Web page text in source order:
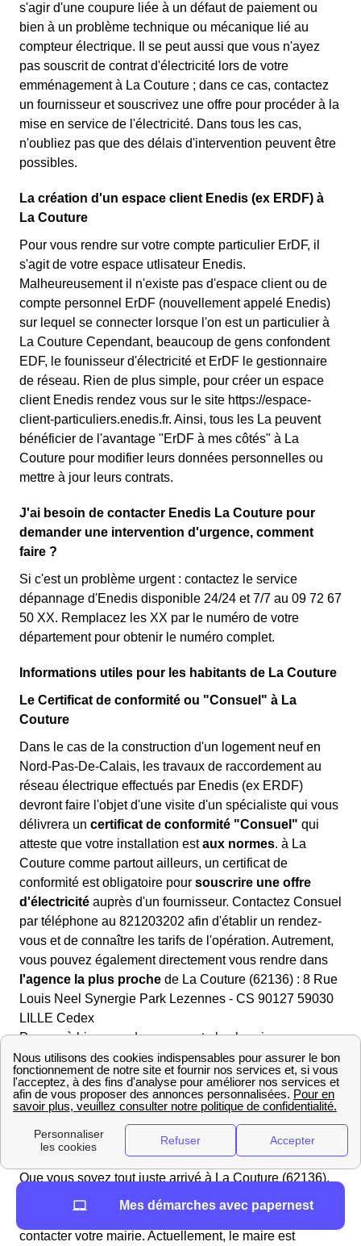
s'agir d'une coupure liée à un défaut de paiement ou
bien à un problème technique ou mécanique lié au
compteur électrique. Il se peut aussi que vous n'ayez
pas souscrit de contrat d'électricité lors de votre
emménagement à La Couture ; dans ce cas, contactez
un fournisseur et souscrivez une offre pour procéder à la
mise en service de l'électricité. Dans tous les cas,
n'oubliez pas que des délais d'intervention peuvent être
possibles.
La création d'un espace client Enedis (ex ERDF) à
La Couture
Pour vous rendre sur votre compte particulier ErDF, il
s'agit de votre espace utlisateur Enedis.
Malheureusement il n'existe pas d'espace client ou de
compte personnel ErDF (nouvellement appelé Enedis)
sur lequel se connecter lorsque l'on est un particulier à
La Couture Cependant, beaucoup de gens confondent
EDF, le founisseur d'électricité et ErDF le gestionnaire
de réseau. Rien de plus simple, pour créer un espace
client Enedis rendez vous sur le site https://espace-
client-particuliers.enedis.fr. Ainsi, tous les La peuvent
bénéficier de l'avantage "ErDF à mes côtés" à La
Couture pour modifier leurs données personnelles ou
mettre à jour leurs contrats.
J'ai besoin de contacter Enedis La Couture pour
demander une intervention d'urgence, comment
faire ?
Si c'est un problème urgent : contactez le service
dépannage d'Enedis disponible 24/24 et 7/7 au 09 72 67
50 XX. Remplacez les XX par le numéro de votre
département pour obtenir le numéro complet.
Informations utiles pour les habitants de La Couture
Le Certificat de conformité ou "Consuel" à La
Couture
Dans le cas de la construction d'un logement neuf en
Nord-Pas-De-Calais, les travaux de raccordement au
réseau électrique effectués par Enedis (ex ERDF)
devront faire l'objet d'une visite d'un spécialiste qui vous
délivrera un certificat de conformité "Consuel" qui
atteste que votre installation estaux normes. à La
Couture comme partout ailleurs, un certificat de
conformité est obligatoire pour souscrire une offre
d'électricité auprès d'un fournisseur. Contactez Consuel
par téléphone au 821203202 afin d'établir un rendez-
vous et de connaître les tarifs de l'opération. Autrement,
vous pouvez également directement vous rendre dans
l'agence la plus proche de La Couture (62136) : 8 Rue
Louis Neel Synergie Park Lezennes - CS 90127 59030
LILLE Cedex
Pensez à bien prendre en compte les horaires
d'ouvertures indiqués ci-dessous : Du lundi au
vendredide 8h à 12h et de 14h à 16h30 (15h30 le
vendredi)
Mairie de La Couture : informations pratiques et
contacts
Que vous soyez tout juste arrivé à La Couture (62136),
que vous projetiez de vous y installer ou que vous soyez
un le L de longue date, vous pouvez avoir besoin de
contacter votre mairie. Actuellement, le maire est
Mes démarches avec papernest